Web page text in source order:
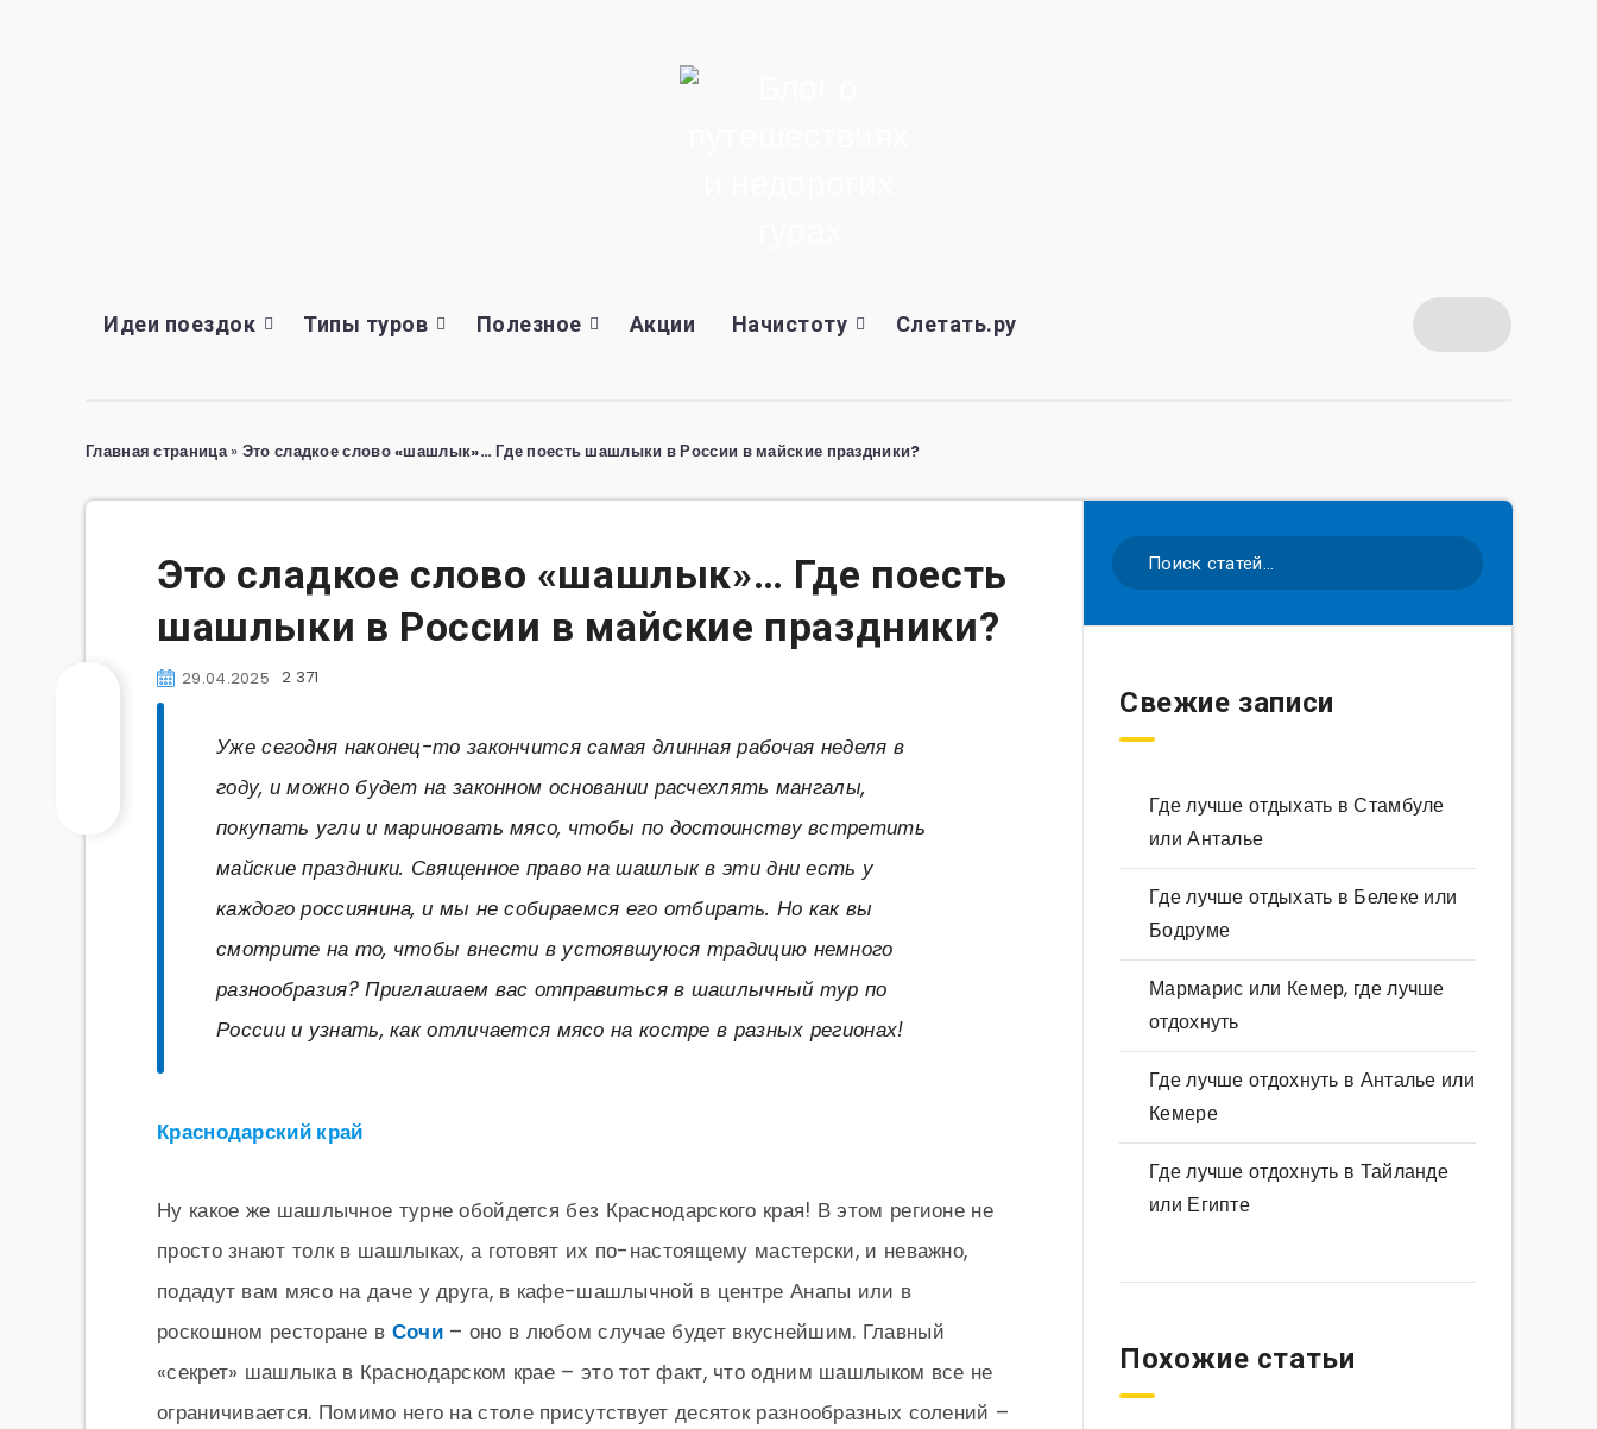
Идеи поездок Типы туров Полезное Акции Начистоту Слетать.ру
Главная страница» Это сладкое слово «шашлык»… Где поесть шашлыки в России в майские праздники?
Это сладкое слово «шашлык»… Где поесть
шашлыки в России в майские праздники?
29.04.2025 2 371
Уже сегодня наконец-то закончится самая длинная рабочая неделя в
году, и можно будет на законном основании расчехлять мангалы,
покупать угли и мариновать мясо, чтобы по достоинству встретить
майские праздники. Священное право на шашлык в эти дни есть у
каждого россиянина, и мы не собираемся его отбирать. Но как вы
смотрите на то, чтобы внести в устоявшуюся традицию немного
разнообразия? Приглашаем вас отправиться в шашлычный тур по
России и узнать, как отличается мясо на костре в разных регионах!
Краснодарский край
Ну какое же шашлычное турне обойдется без Краснодарского края! В этом регионе не
просто знают толк в шашлыках, а готовят их по-настоящему мастерски, и неважно,
подадут вам мясо на даче у друга, в кафе-шашлычной в центре Анапы или в
роскошном ресторане в Сочи– оно в любом случае будет вкуснейшим. Главный
«секрет» шашлыка в Краснодарском крае – это тот факт, что одним шашлыком все не
ограничивается. Помимо него на столе присутствует десяток разнообразных солений –
Свежие записи
Где лучше отдыхать в Стамбуле
или Анталье
Где лучше отдыхать в Белеке или
Бодруме
Мармарис или Кемер, где лучше
отдохнуть
Где лучше отдохнуть в Анталье или
Кемере
Где лучше отдохнуть в Тайланде
или Египте
Похожие статьи